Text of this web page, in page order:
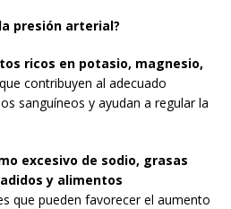
presión arterial?
ricos en potasio, magnesio,
contribuyen al adecuado
sanguíneos y ayudan a regular la
excesivo de sodio, grasas
y alimentos
que pueden favorecer el aumento